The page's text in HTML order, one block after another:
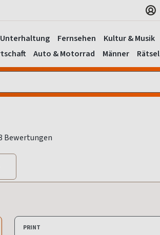
Unterhaltung Fernsehen
Kultur & Musik
Auto & Motorrad Männer Rätsel
PRINT